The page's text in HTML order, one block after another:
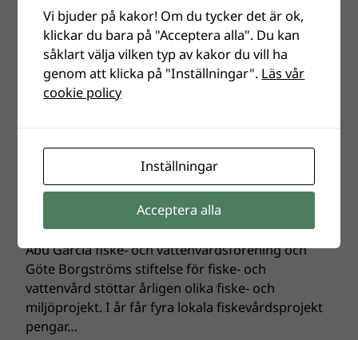
Leli Karlsson från SFK Laxen i Halmstad blev årets
mottagare av Torbjörn Åslunds
minnesstipendium. Hon överraskades av klubb,
förbund och Abu Garcia under en
ungdomsaktivitet vid Tylösand…
Mer pengar till lokal
Abu Garcia fiske- och vattenvårdsförening och
Göte Borgströms stiftelse för fiske- och
vattenvård stöttar årligen olika fiske- och
miljöprojekt. I år får fyra lokala fiskevårdsprojekt
pengar…
Vi bjuder på kakor! Om du tycker det är ok,
klickar du bara på "Acceptera alla". Du kan
såklart välja vilken typ av kakor du vill ha
genom att klicka på "Inställningar". Läs vår
cookie policy
Inställningar
Acceptera alla